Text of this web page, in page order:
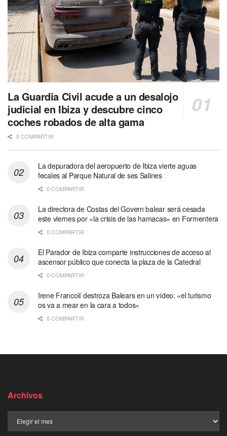
La Guardia Civil acude a un desalojo
judicial en Ibiza y descubre cinco
coches robados de alta gama
0 COMPARTIR
La depuradora del aeropuerto de Ibiza vierte aguas
fecales al Parque Natural de ses Salines
0 COMPARTIR
La directora de Costas del Govern balear será cesada
este viernes por «la crisis de las hamacas» en Formentera
0 COMPARTIR
El Parador de Ibiza comparte instrucciones de acceso al
ascensor público que conecta la plaza de la Catedral
0 COMPARTIR
Irene Francolí destroza Balears en un vídeo: «el turismo
os va a mear en la cara a todos»
0 COMPARTIR
Archivos